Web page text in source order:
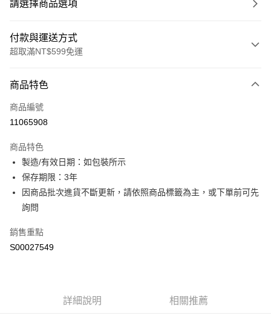
請選擇商品選項
付款與運送方式
超取滿NT$599免運
信用卡一次付款
超商取貨付款
Apple Pay
街口支付
全盈+PAY
ATM付款
商品特色
商品編號
11065908
商品特色
製造/有效日期：如包裝所示
保存期限：3年
因商品批次進貨不斷更新，請依照商品標籤為主，或下單前可先
詢問
銷售重點
S00027549
詳細說明 相關推薦